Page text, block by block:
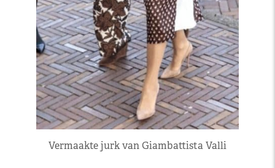
Vermaakte jurk van Giambattista Valli